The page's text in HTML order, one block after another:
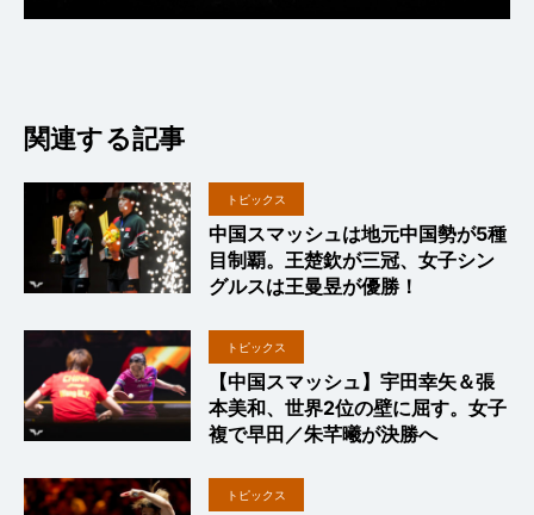
関連する記事
トピックス
中国スマッシュは地元中国勢が5種
目制覇。王楚欽が三冠、女子シン
グルスは王曼昱が優勝！
トピックス
【中国スマッシュ】宇田幸矢＆張
本美和、世界2位の壁に屈す。女子
複で早田／朱芊曦が決勝へ
トピックス